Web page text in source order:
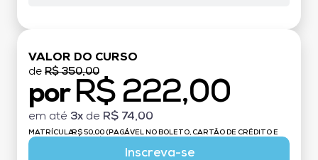
VALOR DO CURSO
de R$ 350,00
por R$ 222,00
em até 3x de R$ 74,00
MATRÍCULA:R$ 50,00 (PAGÁVEL NO BOLETO, CARTÃO DE CRÉDITO E
Inscreva-se